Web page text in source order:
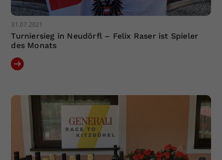
31.07.2021
Turniersieg in Neudörfl – Felix Raser ist Spieler
des Monats